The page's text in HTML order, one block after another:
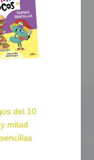
del 10
mitad